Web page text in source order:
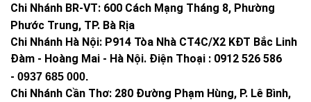
Chi Nhánh BR-VT: 600 Cách Mạng Tháng 8, Phường
Phước Trung, TP. Bà Rịa
Chi Nhánh Hà Nội: P914 Tòa Nhà CT4C/X2 KĐT Bắc Linh
Đàm - Hoàng Mai - Hà Nội. Điện Thoại : 0912 526 586
- 0937 685 000.
Chi Nhánh Cần Thơ: 280 Đường Phạm Hùng, P. Lê Bình,